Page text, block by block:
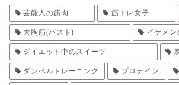
芸能人の筋肉 筋トレ女子
大胸筋(バスト) イケメン
ダイエット中のスイーツ
ダンベルトレーニング プロテイン